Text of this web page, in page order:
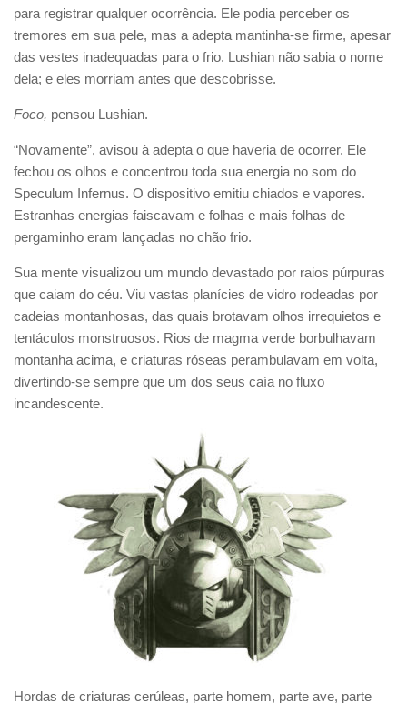
para registrar qualquer ocorrência. Ele podia perceber os
tremores em sua pele, mas a adepta mantinha-se firme, apesar
das vestes inadequadas para o frio. Lushian não sabia o nome
dela; e eles morriam antes que descobrisse.
Foco, pensou Lushian.
“Novamente”, avisou à adepta o que haveria de ocorrer. Ele
fechou os olhos e concentrou toda sua energia no som do
Speculum Infernus. O dispositivo emitiu chiados e vapores.
Estranhas energias faiscavam e folhas e mais folhas de
pergaminho eram lançadas no chão frio.
Sua mente visualizou um mundo devastado por raios púrpuras
que caiam do céu. Viu vastas planícies de vidro rodeadas por
cadeias montanhosas, das quais brotavam olhos irrequietos e
tentáculos monstruosos. Rios de magma verde borbulhavam
montanha acima, e criaturas róseas perambulavam em volta,
divertindo-se sempre que um dos seus caía no fluxo
incandescente.
Hordas de criaturas cerúleas, parte homem, parte ave, parte